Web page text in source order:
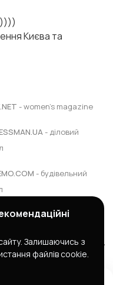
Києва та
- women's magazine
- діловий
- будівельний
"ЯАС ПАРТНЕРС"
Залишаючись з
файлів cookie.